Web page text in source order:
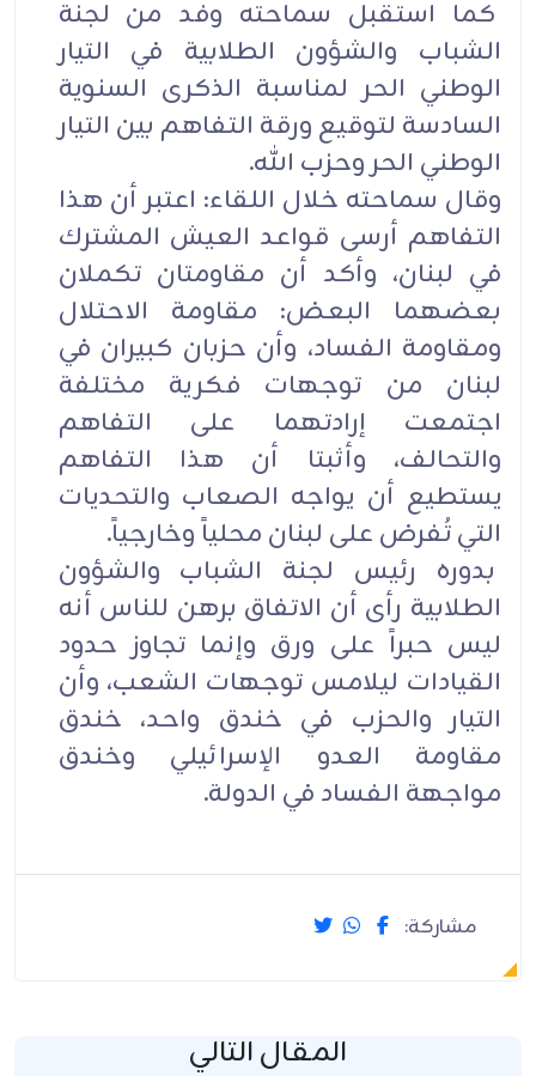
كما استقبل سماحته وفد من لجنة
الشباب والشؤون الطلابية في التيار
الوطني الحر لمناسبة الذكرى السنوية
السادسة لتوقيع ورقة التفاهم بين التيار
الوطني الحر وحزب الله.
وقال سماحته خلال اللقاء: اعتبر أن هذا
التفاهم أرسى قواعد العيش المشترك
في لبنان، وأكد أن مقاومتان تكملان
بعضهما البعض: مقاومة الاحتلال
ومقاومة الفساد، وأن حزبان كبيران في
لبنان من توجهات فكرية مختلفة
اجتمعت إرادتهما على التفاهم
والتحالف، وأثبتا أن هذا التفاهم
يستطيع أن يواجه الصعاب والتحديات
التي تُفرض على لبنان محلياً وخارجياً.
بدوره رئيس لجنة الشباب والشؤون
الطلابية رأى أن الاتفاق برهن للناس أنه
ليس حبراً على ورق وإنما تجاوز حدود
القيادات ليلامس توجهات الشعب، وأن
التيار والحزب في خندق واحد، خندق
مقاومة العدو الإسرائيلي وخندق
مواجهة الفساد في الدولة.
مشاركة:
المقال التالي